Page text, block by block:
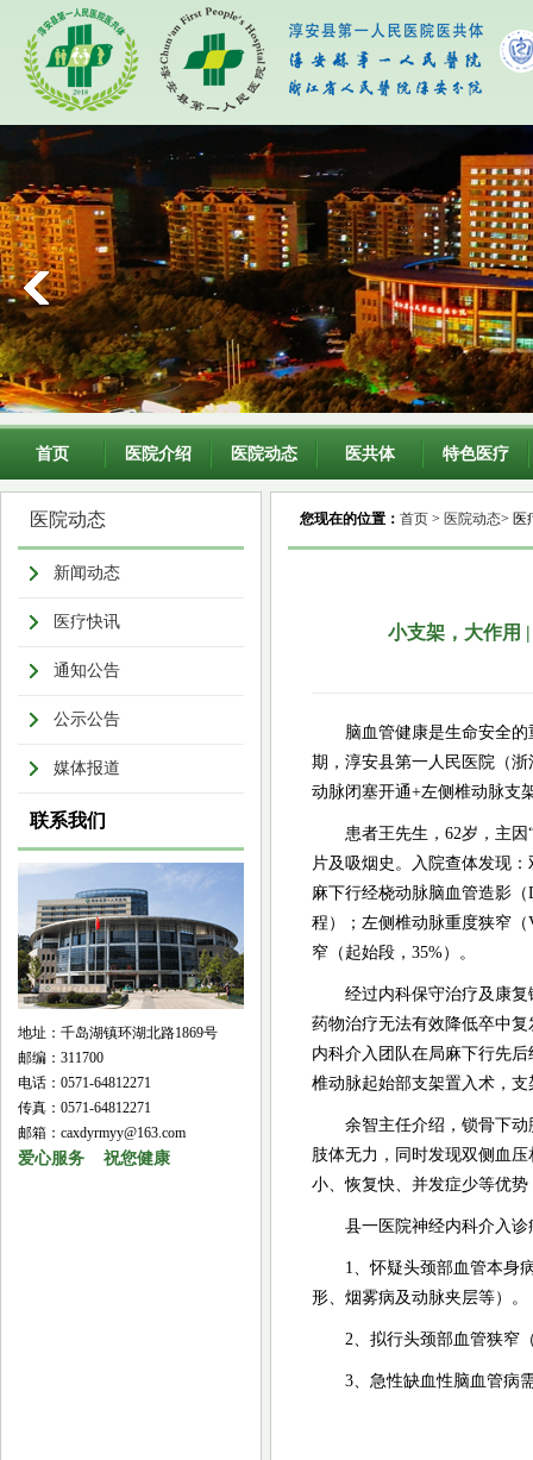
首页 医院介绍 医院动态 医共体 特色医疗
医院动态
新闻动态
医疗快讯
通知公告
公示公告
媒体报道
联系我们
地址：千岛湖镇环湖北路1869号
邮编：311700
电话：0571-64812271
传真：0571-64812271
邮箱：caxdyrmyy@163.com
爱心服务 祝您健康
您现在的位置： 首页 > 医院动态> 医
小支架，大作用
脑血管健康是生命安全
期，淳安县第一人民医院（
动脉闭塞开通+左侧椎动脉支
患者王先生，62岁，主
片及吸烟史。入院查体发现
麻下行经桡动脉脑血管造影
程）；左侧椎动脉重度狭窄
窄（起始段，35%）。
经过内科保守治疗及康
药物治疗无法有效降低卒中
内科介入团队在局麻下行先
椎动脉起始部支架置入术，
余智主任介绍，锁骨下
肢体无力，同时发现双侧血
小、恢复快、并发症少等优
县一医院神经内科介入诊
1、怀疑头颈部血管本身
形、烟雾病及动脉夹层等）。
2、拟行头颈部血管狭窄
3、急性缺血性脑血管病